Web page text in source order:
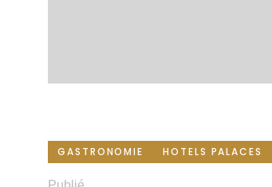
GASTRONOMIE HOTELS PALACES